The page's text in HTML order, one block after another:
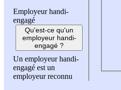
Employeur handi-
engagé
Qu'est-ce qu'un
employeur handi-
engagé ?
Un employeur handi-
engagé est un
employeur reconnu